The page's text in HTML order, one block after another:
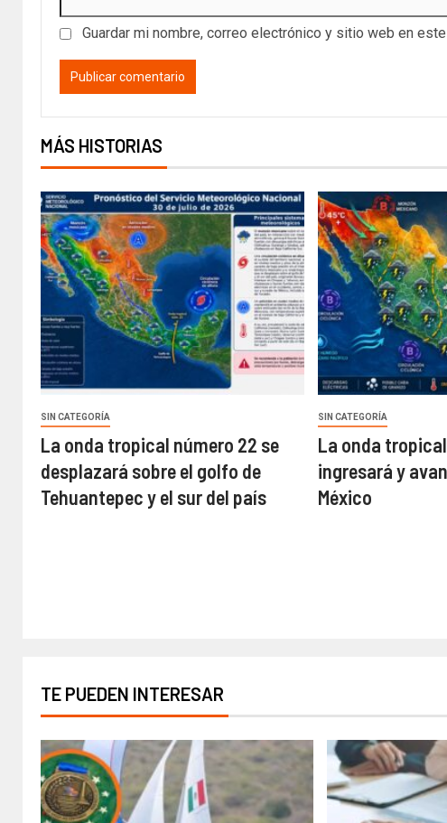
Guardar mi nombre, correo electrónico y sitio web en
MÁS HISTORIAS
SIN CATEGORÍA
La onda tropical número 22 se
desplazará sobre el golfo de
Tehuantepec y el sur del país
SIN CATEGORÍA
La onda
ingresará y
México
TE PUEDEN INTERESAR